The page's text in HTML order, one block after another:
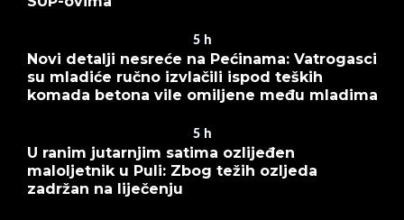
5 h
Novi detalji nesreće na Pećinama: Vatrogasci
su mladiće ručno izvlačili ispod teških
komada betona vile omiljene među mladima
5 h
U ranim jutarnjim satima ozlijeđen
maloljetnik u Puli: Zbog težih ozljeda
zadržan na liječenju